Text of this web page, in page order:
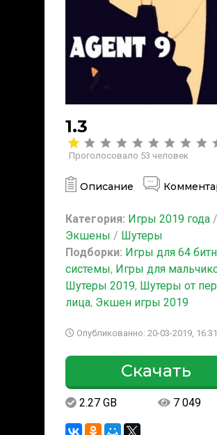
1.3
Проголосовало 53 человек
Описание
Категория: Игры 2019 года /
Экшены / Шутеры
Подборки: Игры для 64
системы, Игры для
Шутеры 2019, Шутеры от
лица, Экшен игры 2019
Опубликованно: 20-03-2019, 16:31
Скачать
2.27 GB 7 049